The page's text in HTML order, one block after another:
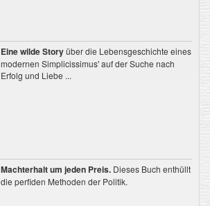
Eine wilde Storyüber die Lebensgeschichte eines
modernen Simplicissimus' auf der Suche nach
Erfolg und Liebe ...
Machterhalt um jeden Preis.Dieses Buch enthüllt
die perfiden Methoden der Politik.